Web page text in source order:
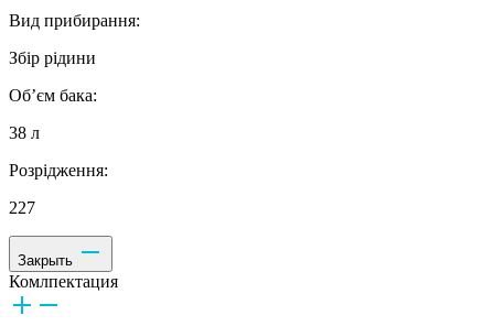
Вид прибирання:
Збір рідини
Об’єм бака:
38 л
Розрідження:
227
Закрыть
Комлпектация